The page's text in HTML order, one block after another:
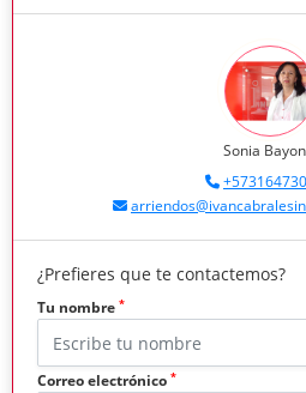
Sonia
¿Prefieres que te contactemos?
Tu nombre *
Correo electrónico *